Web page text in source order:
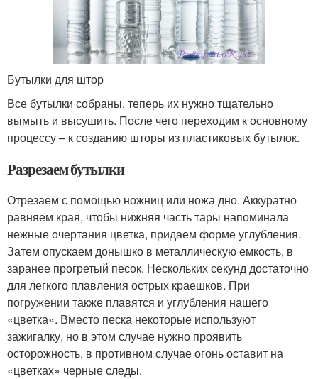
Бутылки для штор
Все бутылки собраны, теперь их нужно тщательно
вымыть и высушить. После чего переходим к основному
процессу – к созданию шторы из пластиковых бутылок.
Разрезаем бутылки
Отрезаем с помощью ножниц или ножа дно. Аккуратно
равняем края, чтобы нижняя часть тары напоминала
нежные очертания цветка, придаем форме углубления.
Затем опускаем донышко в металлическую емкость, в
заранее прогретый песок. Нескольких секунд достаточно
для легкого плавления острых краешков. При
погружении также плавятся и углубления нашего
«цветка». Вместо песка некоторые используют
зажигалку, но в этом случае нужно проявить
осторожность, в противном случае огонь оставит на
«цветках» черные следы.